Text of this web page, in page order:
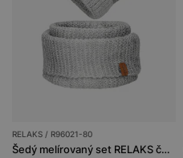
RELAKS / R96021-80
Šedý melírovaný set RELAKS čepice + nákrčník